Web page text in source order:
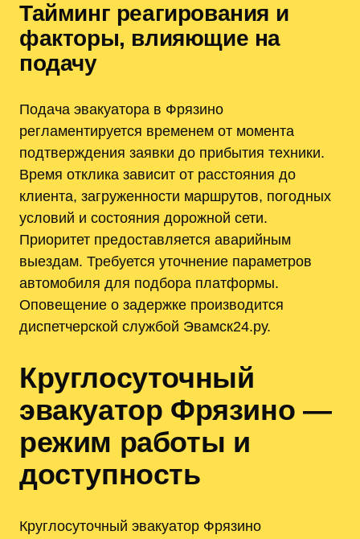
Тайминг реагирования и
факторы, влияющие на
подачу
Подача эвакуатора в Фрязино
регламентируется временем от момента
подтверждения заявки до прибытия техники.
Время отклика зависит от расстояния до
клиента, загруженности маршрутов, погодных
условий и состояния дорожной сети.
Приоритет предоставляется аварийным
выездам. Требуется уточнение параметров
автомобиля для подбора платформы.
Оповещение о задержке производится
диспетчерской службой Эвамск24.ру.
Круглосуточный
эвакуатор Фрязино —
режим работы и
доступность
Круглосуточный эвакуатор Фрязино